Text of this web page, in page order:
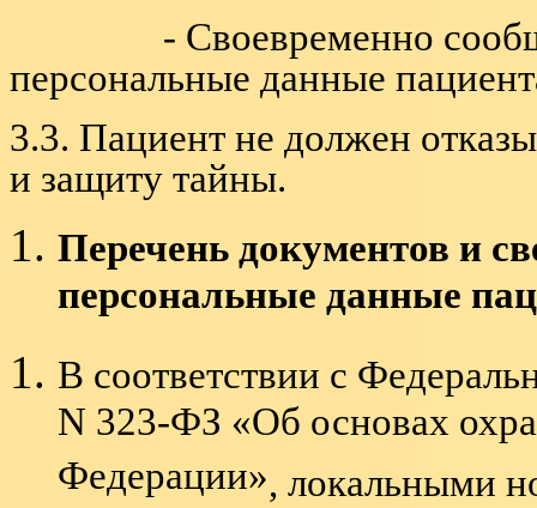
- Своевременно
персональные данные
3.3. Пациент не должен
и защиту тайны.
Перечень документов и
персональные данные
В соответствии с
N 323-ФЗ «Об основах
Федерации», локальными